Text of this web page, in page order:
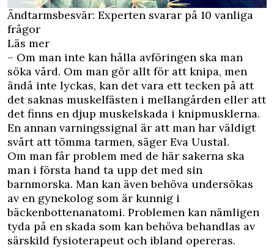
Ändtarmsbesvär: Experten svarar på 10 vanliga
frågor
Läs mer
– Om man inte kan hålla avföringen ska man
söka vård. Om man gör allt för att knipa, men
ändå inte lyckas, kan det vara ett tecken på att
det saknas muskelfästen i mellangården eller att
det finns en djup muskelskada i knipmusklerna.
En annan varningssignal är att man har väldigt
svårt att tömma tarmen, säger Eva Uustal.
Om man får problem med de här sakerna ska
man i första hand ta upp det med sin
barnmorska. Man kan även behöva undersökas
av en gynekolog som är kunnig i
bäckenbottenanatomi. Problemen kan nämligen
tyda på en skada som kan behöva behandlas av
särskild fysioterapeut och ibland opereras.